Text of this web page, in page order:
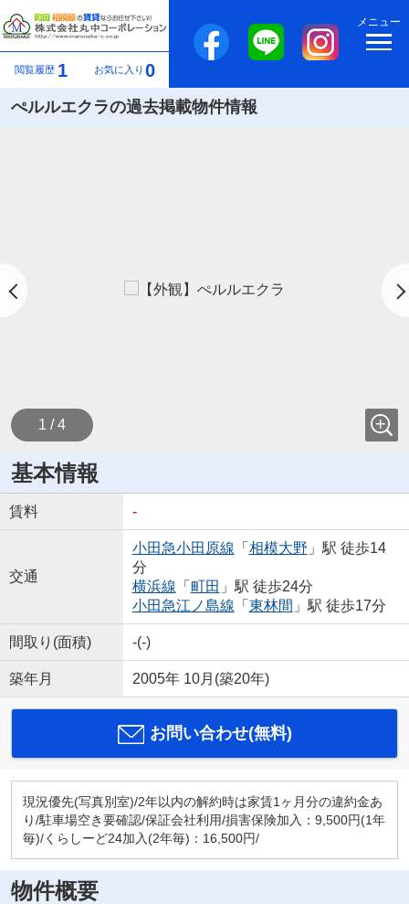
閲覧履歴 1 お気に入り 0
メニュー
ぺルルエクラの過去掲載物件情報
1 / 4
基本情報
賃料 -
交通
小田急小田原線 「 相模大野 」駅 徒歩14
分
横浜線 「 町田 」駅 徒歩24分
小田急江ノ島線 「 東林間 」駅 徒歩17分
間取り(面積) -(-)
築年月 2005年 10月(築20年)
お問い合わせ(無料)
現況優先(写真別室)/2年以内の解約時は家賃1ヶ月分の違約金あ
り/駐車場空き要確認/保証会社利用/損害保険加入：9,500円(1年
毎)/くらしーど24加入(2年毎)：16,500円/
物件概要